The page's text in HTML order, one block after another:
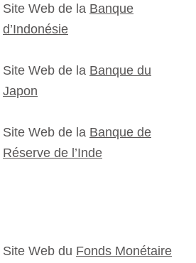
Site Web de la Banque
d’Indonésie
Site Web de la Banque du
Japon
Site Web de la Banque de
Réserve de l’Inde
Site Web du Fonds Monétaire